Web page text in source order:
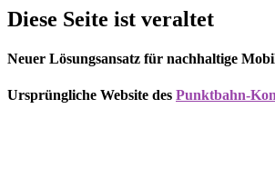
Diese Seite ist veraltet
Neuer Lösungsansatz für nachhaltige
Ursprüngliche Website des Punktbahn-